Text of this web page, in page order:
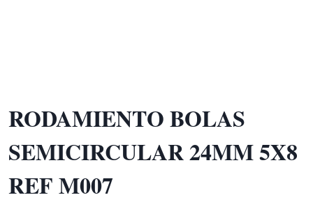
RODAMIENTO BOLAS
SEMICIRCULAR 24MM 5X8
REF M007